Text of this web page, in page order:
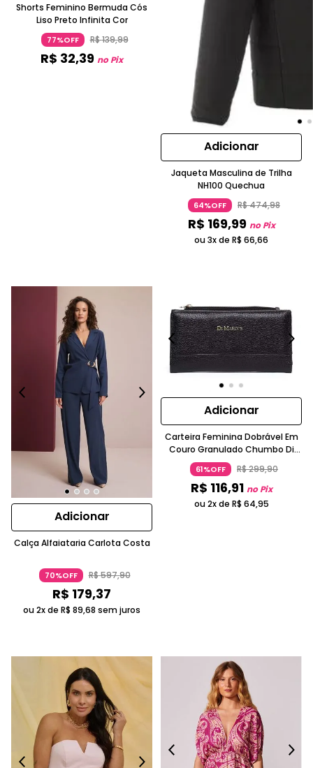
Shorts Feminino Bermuda Cós
Liso Preto Infinita Cor
77%OFF R$139,99
R$ 32,39 no Pix
Adicionar
Jaqueta Masculina de Trilha
NH100 Quechua
64%OFF R$474,98
R$ 169,99 no Pix
ou 3x de R$ 66,66
Adicionar
Calça Alfaiataria Carlota Costa
70%OFF R$597,90
R$ 179,37
ou 2x de R$ 89,68 sem juros
Adicionar
Carteira Feminina Dobrável Em
Couro Granulado Chumbo Di
Marly´s
61%OFF R$299,90
R$ 116,91 no Pix
ou 2x de R$ 64,95